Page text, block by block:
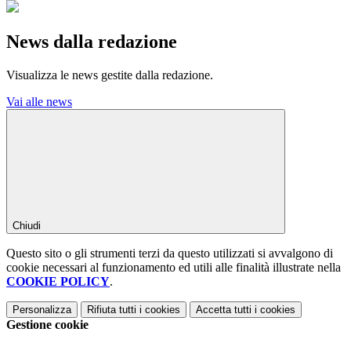
News dalla redazione
Visualizza le news gestite dalla redazione.
Vai alle news
Chiudi
Questo sito o gli strumenti terzi da questo utilizzati si avvalgono di
cookie necessari al funzionamento ed utili alle finalità illustrate nella
COOKIE POLICY.
Personalizza Rifiuta tutti i cookies Accetta tutti i cookies
Gestione cookie